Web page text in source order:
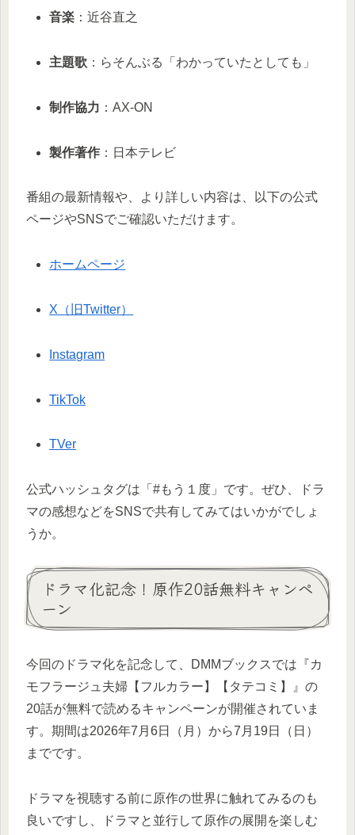
音楽 ：近谷直之
主題歌 ：らそんぶる「わかっていたとしても」
制作協力 ：AX-ON
製作著作 ：日本テレビ
番組の最新情報や、より詳しい内容は、以下の公式
ページやSNSでご確認いただけます。
ホームページ
X（旧Twitter）
Instagram
TikTok
TVer
公式ハッシュタグは「#もう１度」です。ぜひ、ドラ
マの感想などをSNSで共有してみてはいかがでしょ
うか。
ドラマ化記念！原作20話無料キャンペ
ーン
今回のドラマ化を記念して、DMMブックスでは『カ
モフラージュ夫婦【フルカラー】【タテコミ】』の
20話が無料で読めるキャンペーンが開催されていま
す。期間は2026年7月6日（月）から7月19日（日）
までです。
ドラマを視聴する前に原作の世界に触れてみるのも
良いですし、ドラマと並行して原作の展開を楽しむ